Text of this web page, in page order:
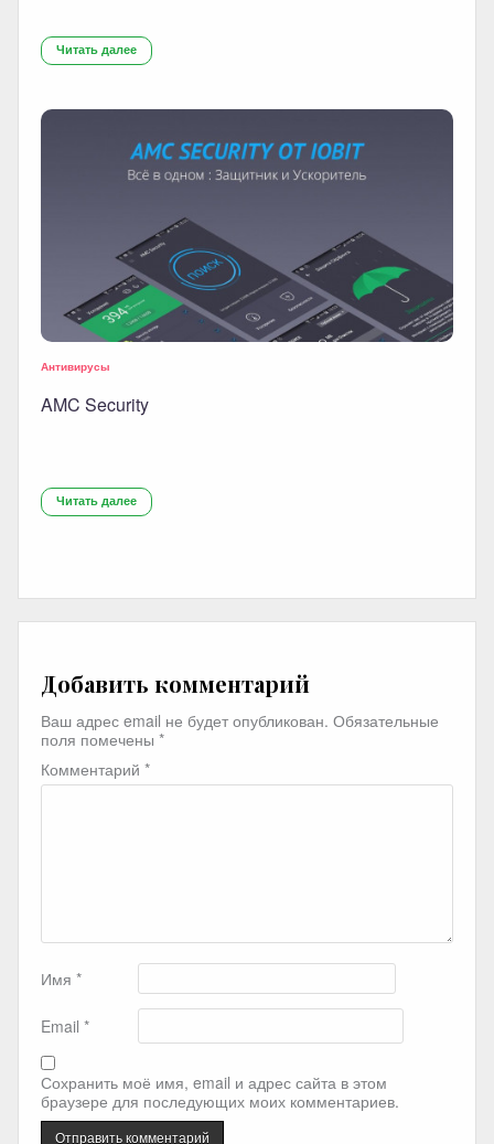
Читать далее
Антивирусы
AMC Security
Читать далее
Добавить комментарий
Ваш адрес email не будет опубликован. Обязательные
поля помечены *
Комментарий *
Имя *
Email *
Сохранить моё имя, email и адрес сайта в этом
браузере для последующих моих комментариев.